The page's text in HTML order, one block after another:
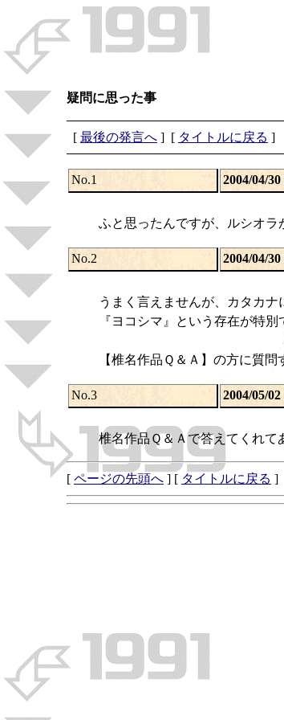
疑問に思った事
[ 最後の発言へ ] [ タイトルに戻る ]
No.1 2004/04/
ふと思ったんですが、ルシオラ
No.2 2004/04/
うまく言えませんが、カタカナ
『ヨコシマ』という存在が特
【椎名作品Ｑ＆Ａ】の方に質
No.3 2004/05/
椎名作品Ｑ＆Ａで
[ ページの先頭へ ] [ タイトルに戻る ]